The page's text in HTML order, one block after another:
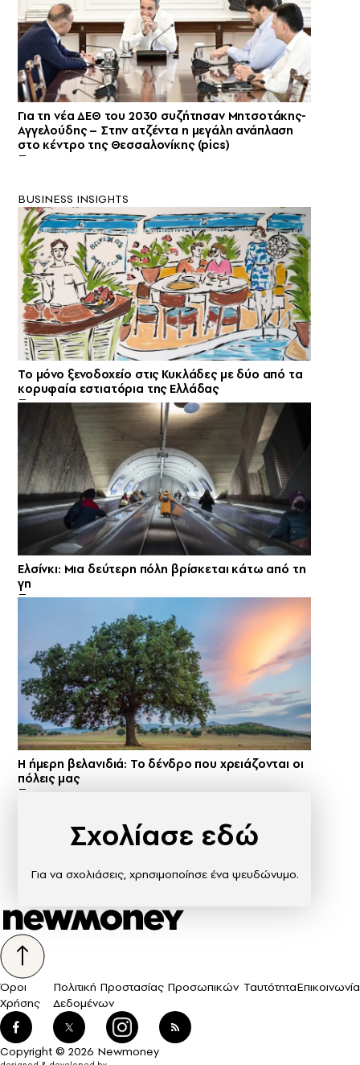
Για τη νέα ΔΕΘ του 2030 συζήτησαν Μητσοτάκης-
Αγγελούδης – Στην ατζέντα η μεγάλη ανάπλαση
στο κέντρο της Θεσσαλονίκης (pics)
BUSINESS INSIGHTS
Το μόνο ξενοδοχείο στις Κυκλάδες με δύο από τα
κορυφαία εστιατόρια της Ελλάδας
Ελσίνκι: Mια δεύτερη πόλη βρίσκεται κάτω από τη
γη
Η ήμερη βελανιδιά: Το δένδρο που χρειάζονται οι
πόλεις μας
Σχολίασε εδώ
Για να σχολιάσεις, χρησιμοποίησε ένα ψευδώνυμο.
Όροι
Χρήσης
Πολιτική Προστασίας Προσωπικών
Δεδομένων
ΤαυτότηταΕπικοινωνία
Copyright © 2026 Newmoney